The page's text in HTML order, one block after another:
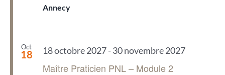
Annecy
Oct
18 18 octobre 2027-30 novembre 2027
Maître Praticien PNL – Module 2